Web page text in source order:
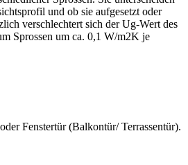
und ob sie aufgesetzt oder
verschlechtert sich der Ug-Wert des
Sprossen um ca. 0,1 W/m2K je
Fenstertür (Balkontür/ Terrassentür).